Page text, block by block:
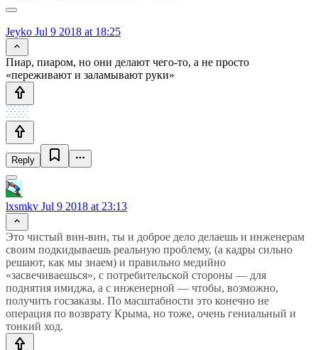
Jeyko Jul 9 2018 at 18:25
Пиар, пиаром, но они делают чего-то, а не просто
«переживают и заламывают руки»
Reply
lxsmkv Jul 9 2018 at 23:13
Это чистый вин-вин, ты и доброе дело делаешь и инженерам
своим подкидываешь реальную проблему, (а кадры сильно
решают, как мы знаем) и правильно медийно
«засвечиваешься», с потребительской стороны — для
поднятия имиджа, а с инженерной — чтобы, возможно,
получить госзаказы. По масштабности это конечно не
операция по возврату Крыма, но тоже, очень гениальный и
тонкий ход.